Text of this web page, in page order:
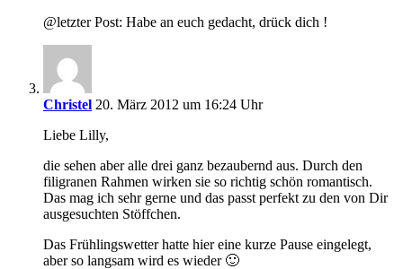
@letzter Post: Habe an euch gedacht, drück dich !
Christel 20. März 2012 um 16:24 Uhr
Liebe Lilly,
die sehen aber alle drei ganz bezaubernd aus. Durch den
filigranen Rahmen wirken sie so richtig schön romantisch.
Das mag ich sehr gerne und das passt perfekt zu den von Dir
ausgesuchten Stöffchen.
Das Frühlingswetter hatte hier eine kurze Pause eingelegt,
aber so langsam wird es wieder 🙂